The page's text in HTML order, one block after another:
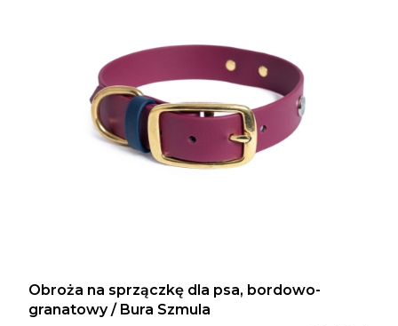
Obroża na sprzączkę dla psa, bordowo-
granatowy / Bura Szmula